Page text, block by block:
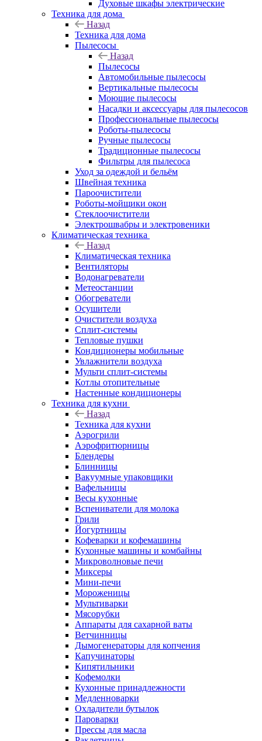
Духовые шкафы электрические
Техника для дома
Назад
Техника для дома
Пылесосы
Назад
Пылесосы
Автомобильные пылесосы
Вертикальные пылесосы
Моющие пылесосы
Насадки и аксессуары для пылесосов
Профессиональные пылесосы
Роботы-пылесосы
Ручные пылесосы
Традиционные пылесосы
Фильтры для пылесоса
Уход за одеждой и бельём
Швейная техника
Пароочистители
Роботы-мойщики окон
Стеклоочистители
Электрошвабры и электровеники
Климатическая техника
Назад
Климатическая техника
Вентиляторы
Водонагреватели
Метеостанции
Обогреватели
Осушители
Очистители воздуха
Сплит-системы
Тепловые пушки
Кондиционеры мобильные
Увлажнители воздуха
Мульти сплит-системы
Котлы отопительные
Настенные кондиционеры
Техника для кухни
Назад
Техника для кухни
Аэрогрили
Аэрофритюрницы
Блендеры
Блинницы
Вакуумные упаковщики
Вафельницы
Весы кухонные
Вспениватели для молока
Грили
Йогуртницы
Кофеварки и кофемашины
Кухонные машины и комбайны
Микроволновые печи
Миксеры
Мини-печи
Мороженицы
Мультиварки
Мясорубки
Аппараты для сахарной ваты
Ветчинницы
Дымогенераторы для копчения
Капучинаторы
Кипятильники
Кофемолки
Кухонные принадлежности
Медленноварки
Охладители бутылок
Пароварки
Прессы для масла